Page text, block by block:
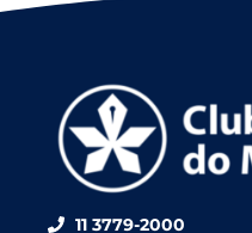
11 3779-2000